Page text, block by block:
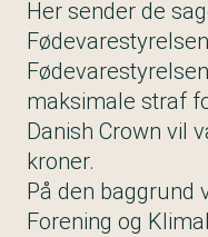
Her sender de
maksimale straf
Danish Crown vil
kroner.
På den baggrund
Forening og